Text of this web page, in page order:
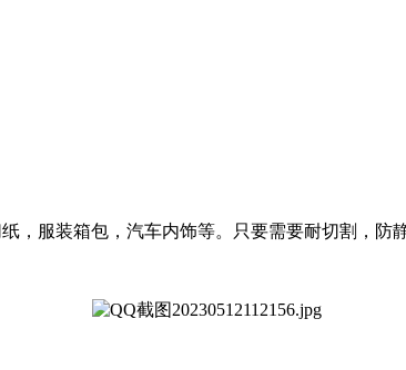
，服装箱包，汽车内饰等。只要需要耐切割，防